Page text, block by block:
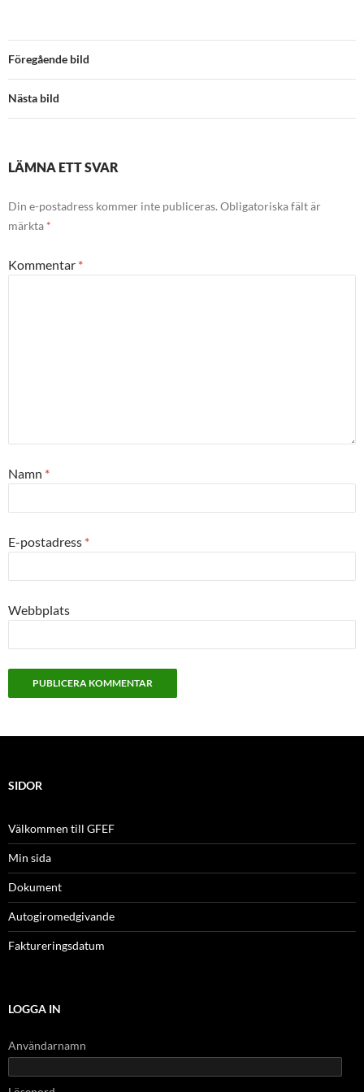
Föregående bild
Nästa bild
LÄMNA ETT SVAR
Din e-postadress kommer inte publiceras. Obligatoriska fält är
märkta *
Kommentar *
Namn *
E-postadress *
Webbplats
SIDOR
Välkommen till GFEF
Min sida
Dokument
Autogiromedgivande
Faktureringsdatum
LOGGA IN
Användarnamn